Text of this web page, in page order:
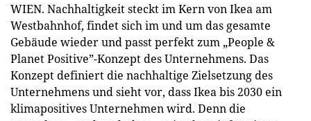
WIEN. Nachhaltigkeit steckt im Kern von Ikea am
Westbahnhof, findet sich im und um das gesamte
Gebäude wieder und passt perfekt zum „People &
Planet Positive”-Konzept des Unternehmens. Das
Konzept definiert die nachhaltige Zielsetzung des
Unternehmens und sieht vor, dass Ikea bis 2030 ein
klimapositives Unternehmen wird. Denn die